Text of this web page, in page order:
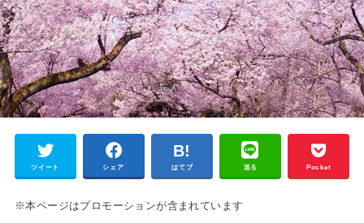
ツイート シェア はてブ 送る Pocket
※本ページはプロモーションが含まれています